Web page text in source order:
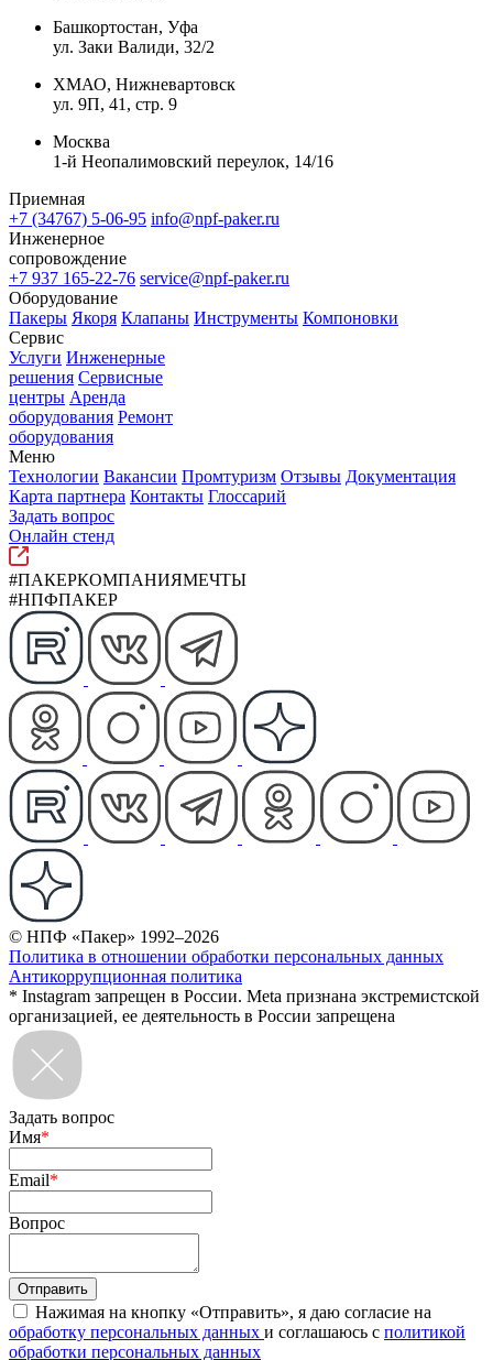
Башкортостан, Уфа
ул. Заки Валиди, 32/2
ХМАО, Нижневартовск
ул. 9П, 41, стр. 9
Москва
1-й Неопалимовский переулок, 14/16
Приемная
+7 (34767) 5-06-95 info@npf-paker.ru
Инженерное
сопровождение
+7 937 165-22-76 service@npf-paker.ru
Оборудование
Пакеры Якоря Клапаны Инструменты Компоновки
Сервис
Услуги Инженерные
решения Сервисные
центры Аренда
оборудования Ремонт
оборудования
Меню
Технологии Вакансии Промтуризм Отзывы Документация
Карта партнера Контакты Глоссарий
Задать вопрос
Онлайн стенд
#ПАКЕРКОМПАНИЯМЕЧТЫ
#НПФПАКЕР
© НПФ «Пакер» 1992–2026
Политика в отношении обработки персональных данных
Антикоррупционная политика
* Instagram запрещен в России. Meta признана экстремистской
организацией, ее деятельность в России запрещена
Задать вопрос
Имя*
Email*
Вопрос
Нажимая на кнопку «Отправить», я даю согласие на
обработку персональных данных и соглашаюсь с политикой
обработки персональных данных